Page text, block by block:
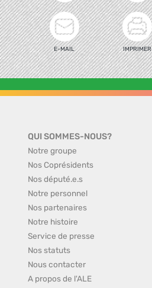
E-MAIL IMPRIMER
QUI SOMMES-NOUS?
Notre groupe
Nos Coprésidents
Nos député.e.s
Notre personnel
Nos partenaires
Notre histoire
Service de presse
Nos statuts
Nous contacter
A propos de l'ALE